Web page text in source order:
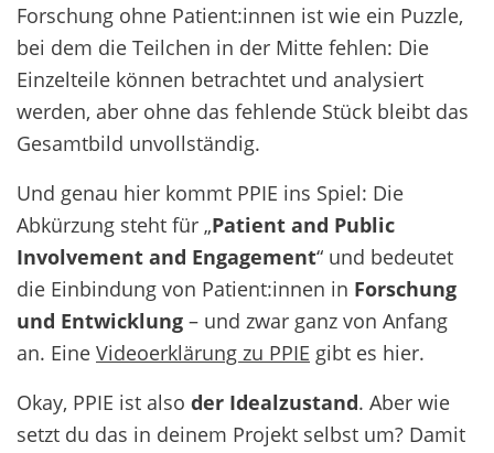
Forschung ohne Patient:innen ist wie ein Puzzle,
bei dem die Teilchen in der Mitte fehlen: Die
Einzelteile können betrachtet und analysiert
werden, aber ohne das fehlende Stück bleibt das
Gesamtbild unvollständig.
Und genau hier kommt PPIE ins Spiel: Die
Abkürzung steht für „Patient and Public
Involvement and Engagement“ und bedeutet
die Einbindung von Patient:innen in Forschung
und Entwicklung – und zwar ganz von Anfang
an. Eine Videoerklärung zu PPIE gibt es hier.
Okay, PPIE ist also der Idealzustand. Aber wie
setzt du das in deinem Projekt selbst um? Damit